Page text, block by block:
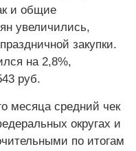
и общие
увеличились,
закупки.
на 2,8%,
руб.
месяца средний чек
округах и
по итогам